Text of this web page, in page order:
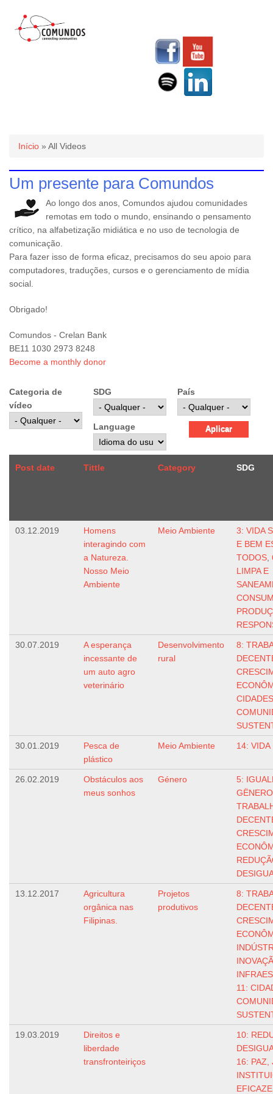
Você está aqui
Início » All Videos
Um presente para Comundos
Ao longo dos anos, Comundos ajudou comunidades
remotas em todo o mundo, ensinando o pensamento
crítico, na alfabetização midiática e no uso de tecnologia de
comunicação.
Para fazer isso de forma eficaz, precisamos do seu apoio para
computadores, traduções, cursos e o gerenciamento de mídia
social.
Obrigado!
Comundos - Crelan Bank
BE11 1030 2973 8248
Become a monthly donor
Categoria de
vídeo
SDG País
Language
Post date Tittle Category SDG
03.12.2019
Homens
interagindo com
a Natureza.
Nosso Meio
Ambiente
Meio Ambiente
3: VIDA
E BEM
TODOS
LIMPA E
30.07.2019
A esperança
incessante de
um auto agro
veterinário
Desenvolvimento
rural
8:
30.01.2019
Pesca de
plástico
Meio Ambiente 14: VIDA
26.02.2019
Obstáculos aos
meus sonhos
Género
5:
GËNERO
13.12.2017
Agricultura
orgânica nas
Filipinas.
Projetos
produtivos
8:
11:
19.03.2019
Direitos e
liberdade
transfronteiriços
10:
16: PAZ,